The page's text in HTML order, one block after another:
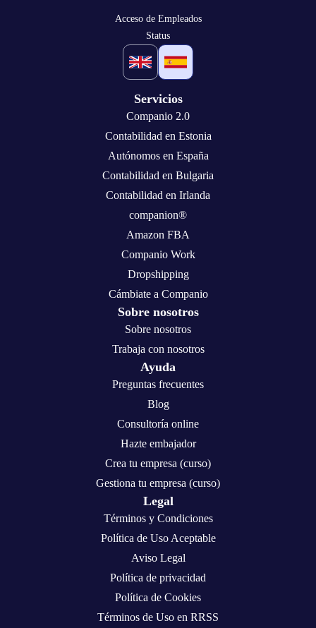
Acceso de Empleados
Status
Servicios
Companio 2.0
Contabilidad en Estonia
Autónomos en España
Contabilidad en Bulgaria
Contabilidad en Irlanda
companion®
Amazon FBA
Companio Work
Dropshipping
Cámbiate a Companio
Sobre nosotros
Sobre nosotros
Trabaja con nosotros
Ayuda
Preguntas frecuentes
Blog
Consultoría online
Hazte embajador
Crea tu empresa (curso)
Gestiona tu empresa (curso)
Legal
Términos y Condiciones
Política de Uso Aceptable
Aviso Legal
Política de privacidad
Política de Cookies
Términos de Uso en RRSS